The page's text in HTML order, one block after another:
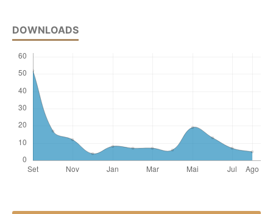
DOWNLOADS